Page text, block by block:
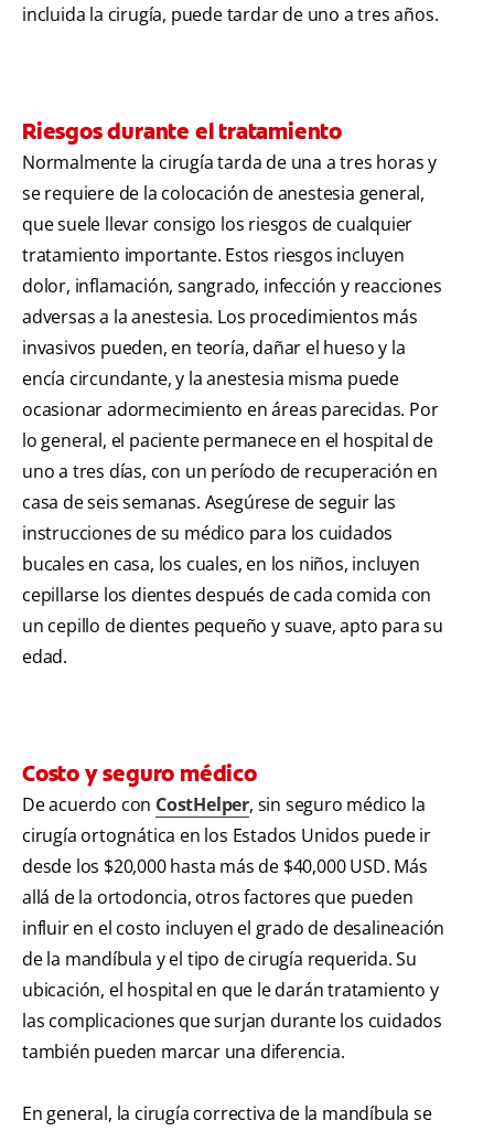
incluida la cirugía, puede tardar de uno a tres años.
Riesgos durante el tratamiento
Normalmente la cirugía tarda de una a tres horas y
se requiere de la colocación de anestesia general,
que suele llevar consigo los riesgos de cualquier
tratamiento importante. Estos riesgos incluyen
dolor, inflamación, sangrado, infección y reacciones
adversas a la anestesia. Los procedimientos más
invasivos pueden, en teoría, dañar el hueso y la
encía circundante, y la anestesia misma puede
ocasionar adormecimiento en áreas parecidas. Por
lo general, el paciente permanece en el hospital de
uno a tres días, con un período de recuperación en
casa de seis semanas. Asegúrese de seguir las
instrucciones de su médico para los cuidados
bucales en casa, los cuales, en los niños, incluyen
cepillarse los dientes después de cada comida con
un cepillo de dientes pequeño y suave, apto para su
edad.
Costo y seguro médico
De acuerdo con CostHelper, sin seguro médico la
cirugía ortognática en los Estados Unidos puede ir
desde los $20,000 hasta más de $40,000 USD. Más
allá de la ortodoncia, otros factores que pueden
influir en el costo incluyen el grado de desalineación
de la mandíbula y el tipo de cirugía requerida. Su
ubicación, el hospital en que le darán tratamiento y
las complicaciones que surjan durante los cuidados
también pueden marcar una diferencia.
En general, la cirugía correctiva de la mandíbula se